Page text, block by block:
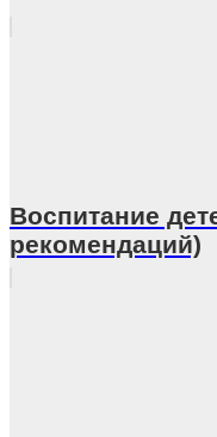
Воспитание
рекомендаций)